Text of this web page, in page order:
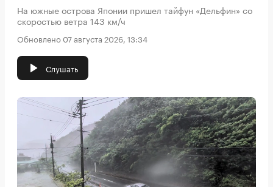
На южные острова Японии пришел тайфун «Дельфин» со
скоростью ветра 143 км/ч
Обновлено 07 августа 2026, 13:34
Слушать